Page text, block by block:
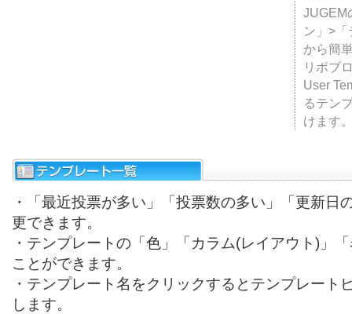
JUGEM
ン」>
から簡
リポブ
User
るテン
けます
・「最近投票が多い」「投票数の多い」「更新日
更できます。
・テンプレートの「色」「カラム(レイアウト)」
ことができます。
・テンプレート名をクリックするとテンプレート
します。